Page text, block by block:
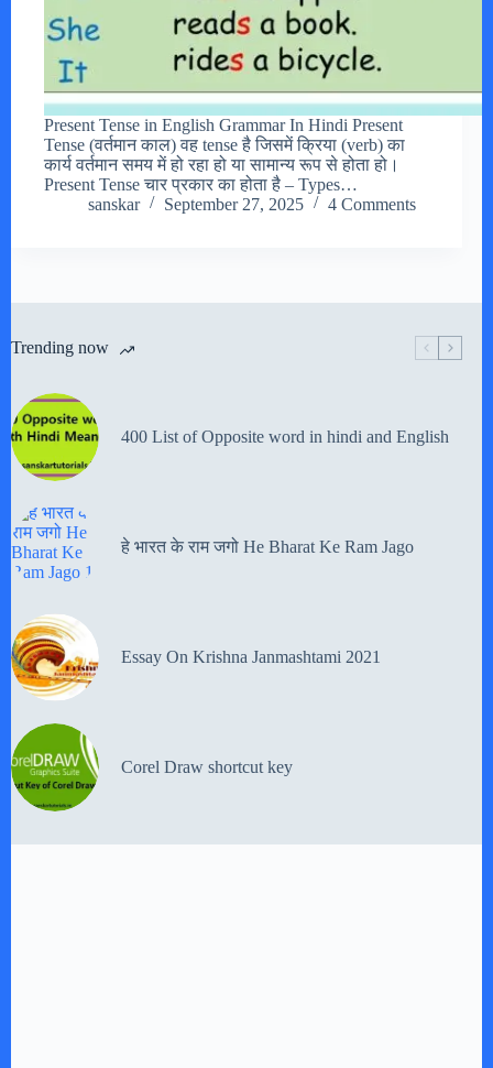
Present Tense in English Grammar In Hindi Present
Tense (वर्तमान काल) वह tense है जिसमें क्रिया (verb) का
कार्य वर्तमान समय में हो रहा हो या सामान्य रूप से होता हो।
Present Tense चार प्रकार का होता है – Types…
sanskar
September 27, 2025 4 Comments
Trending now
400 List of Opposite word in hindi and English
हे भारत के राम जगो He Bharat Ke Ram Jago
Essay On Krishna Janmashtami 2021
Corel Draw shortcut key